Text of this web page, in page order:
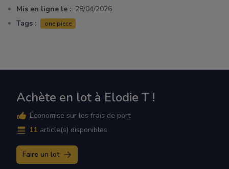
Mis en ligne le : 28/04/2026
Tags :
one piece
Achète en lot à Elodie T !
Économise sur les frais de port
11 article(s) disponibles
Faire un lot